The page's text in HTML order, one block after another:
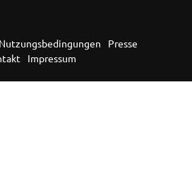
Nutzungsbedingungen
Presse
Impressum